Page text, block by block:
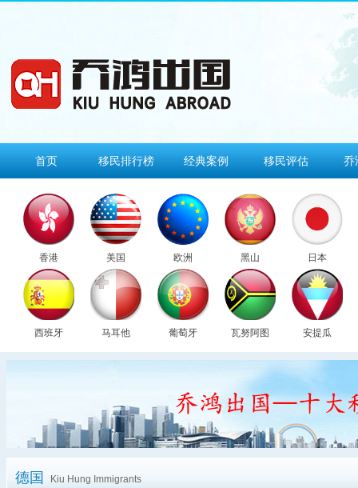
首页 移民排行榜 经典案例 移民评估 乔
香港 美国 欧洲 黑山 日本
西班牙 马耳他 葡萄牙 瓦努阿图 安提瓜
德国 Kiu Hung Immigrants